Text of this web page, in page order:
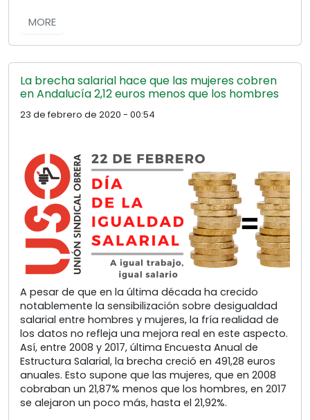
MORE
La brecha salarial hace que las mujeres cobren
en Andalucía 2,12 euros menos que los hombres
23 de febrero de 2020 - 00:54
A pesar de que en la última década ha crecido
notablemente la sensibilización sobre desigualdad
salarial entre hombres y mujeres, la fría realidad de
los datos no refleja una mejora real en este aspecto.
Así, entre 2008 y 2017, última Encuesta Anual de
Estructura Salarial, la brecha creció en 491,28 euros
anuales. Esto supone que las mujeres, que en 2008
cobraban un 21,87% menos que los hombres, en 2017
se alejaron un poco más, hasta el 21,92%.